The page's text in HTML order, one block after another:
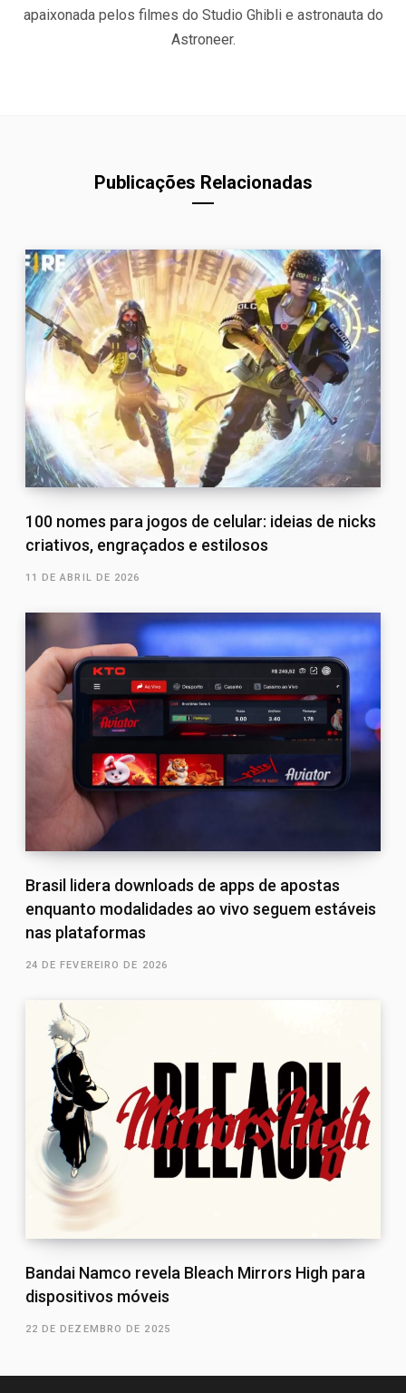
apaixonada pelos filmes do Studio Ghibli e astronauta do
Astroneer.
Publicações Relacionadas
100 nomes para jogos de celular: ideias de nicks
criativos, engraçados e estilosos
11 DE ABRIL DE 2026
Brasil lidera downloads de apps de apostas
enquanto modalidades ao vivo seguem estáveis
nas plataformas
24 DE FEVEREIRO DE 2026
Bandai Namco revela Bleach Mirrors High para
dispositivos móveis
22 DE DEZEMBRO DE 2025